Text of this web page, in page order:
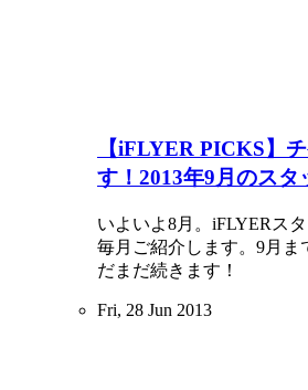
【iFLYER PICKS】
す！2013年9月のスタ
いよいよ8月。iFLYERス
毎月ご紹介します。9月ま
だまだ続きます！
Fri, 28 Jun 2013